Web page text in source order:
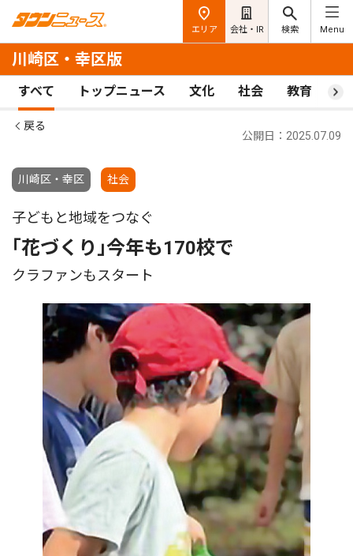
エリア 会社・IR 検索 Menu
川崎区・幸区版
すべて トップニュース 文化 社会 教育 ス
戻る
川崎区・幸区 社会
公開日：2025.07.09
子どもと地域をつなぐ
｢花づくり｣今年も170校で
クラファンもスタート